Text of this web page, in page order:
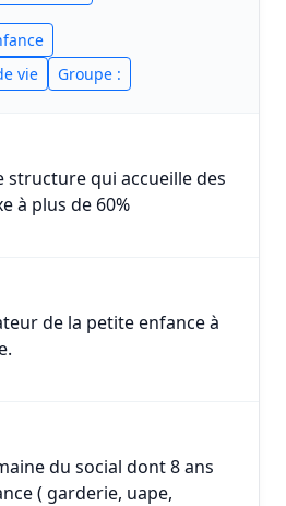
vie
Groupe :
structure qui accueille des
à plus de 60%
de la petite enfance à
du social dont 8 ans
( garderie, uape,